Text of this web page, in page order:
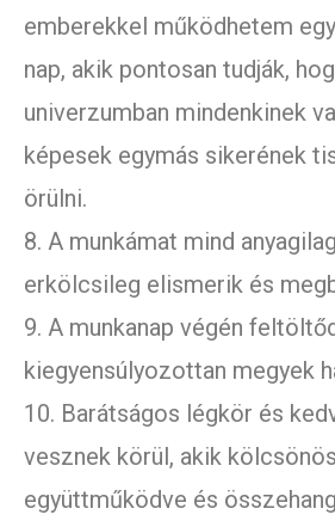
emberekkel működhetem
nap, akik pontosan tudják,
univerzumban mindenkinek
képesek egymás sikerének
örülni.
8. A munkámat mind
erkölcsileg elismerik és
9. A munkanap végén
kiegyensúlyozottan megyek
10. Barátságos légkör és
vesznek körül, akik
együttműködve és